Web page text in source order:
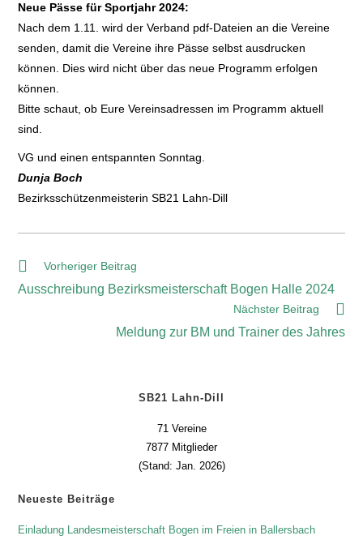
Neue Pässe für Sportjahr 2024:
Nach dem 1.11. wird der Verband pdf-Dateien an die Vereine
senden, damit die Vereine ihre Pässe selbst ausdrucken
können. Dies wird nicht über das neue Programm erfolgen
können.
Bitte schaut, ob Eure Vereinsadressen im Programm aktuell
sind.
VG und einen entspannten Sonntag.
Dunja Boch
Bezirksschützenmeisterin SB21 Lahn-Dill
Vorheriger Beitrag
Ausschreibung Bezirksmeisterschaft Bogen Halle 2024
Nächster Beitrag
Meldung zur BM und Trainer des Jahres
SB21 Lahn-Dill
71 Vereine
7877 Mitglieder
(Stand: Jan. 2026)
Neueste Beiträge
Einladung Landesmeisterschaft Bogen im Freien in Ballersbach